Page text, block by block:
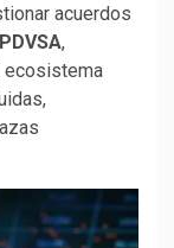
acuerdos
PDVSA,
ecosistema